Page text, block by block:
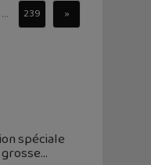
... 239 »
spéciale